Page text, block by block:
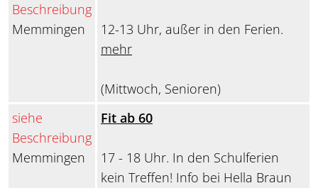
Beschreibung
Memmingen
12-13 Uhr, außer in den Ferien.
mehr
(Mittwoch, Senioren)
siehe
Beschreibung
Memmingen
Fit ab 60
17 - 18 Uhr. In den Schulferien
kein Treffen! Info bei Hella Braun